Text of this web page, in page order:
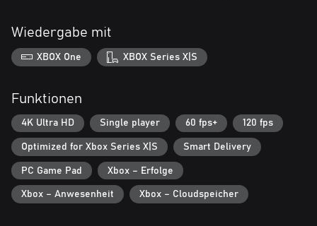
Wiedergabe mit
XBOX One XBOX Series X|S
Funktionen
4K Ultra HD Single player 60 fps+ 120 fps
Optimized for Xbox Series X|S Smart Delivery
PC Game Pad Xbox – Erfolge
Xbox – Anwesenheit Xbox – Cloudspeicher